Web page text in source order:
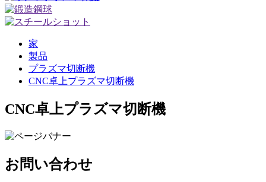
家
製品
プラズマ切断機
CNC卓上プラズマ切断機
CNC卓上プラズマ切断機
お問い合わせ